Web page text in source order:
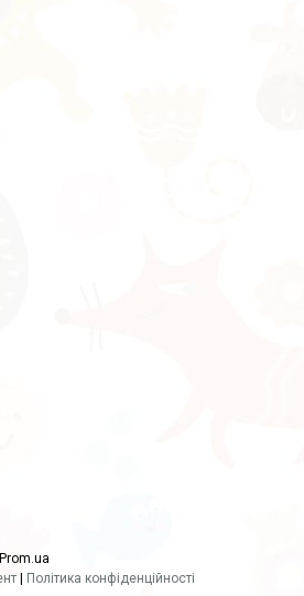
Prom.ua
Політика конфіденційності